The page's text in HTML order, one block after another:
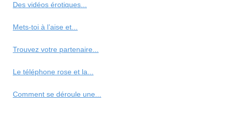
Des vidéos érotiques...
Mets-toi à l’aise et...
Trouvez votre partenaire...
Le téléphone rose et la...
Comment se déroule une...